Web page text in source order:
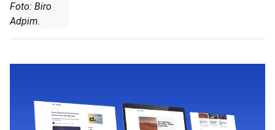
Foto: Biro
Adpim.